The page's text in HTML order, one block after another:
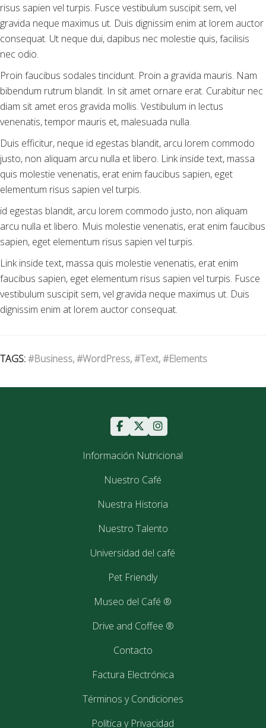
risus sapien vel turpis. Fusce vestibulum suscipit sem, vel
gravida neque maximus ut. Duis dignissim enim at lorem auctor
consequat. Ut neque dui, dapibus nec molestie quis, facilisis
nec odio.
Proin faucibus sodales tincidunt. Proin a gravida mauris. Nam
bibendum rutrum blandit. In sit amet ornare erat. Curabitur nec
diam sit amet eros gravida mollis. Vestibulum in lectus
venenatis, tempor mauris et, malesuada nulla.
Duis efficitur, neque id egestas blandit, arcu lorem commodo
justo, non aliquam arcu nulla et libero. Link inside text, massa
quis molestie venenatis, erat enim faucibus sapien, eget
elementum risus sapien vel turpis.
id egestas blandit, arcu lorem commodo justo, non aliquam
arcu nulla et libero. Muis molestie venenatis, erat enim faucibus
sapien, eget elementum risus sapien vel turpis.
Link inside text, massa quis molestie venenatis, erat enim
faucibus sapien, eget elementum risus sapien vel turpis. Fusce
vestibulum suscipit sem, vel gravida neque maximus ut. Duis
dignissim enim at lorem auctor consequat.
TAGS:#Business, #WordPress, #Text, #Elements
Información Nutricional
Nuestro Café
Nuestra Historia
Nuestro Talento
Universidad del café
Pet Friendly
Museo del Café ®
Drive and Coffee ®
Contacto
Factura Electrónica
Términos y Condiciones
Política y Privacidad